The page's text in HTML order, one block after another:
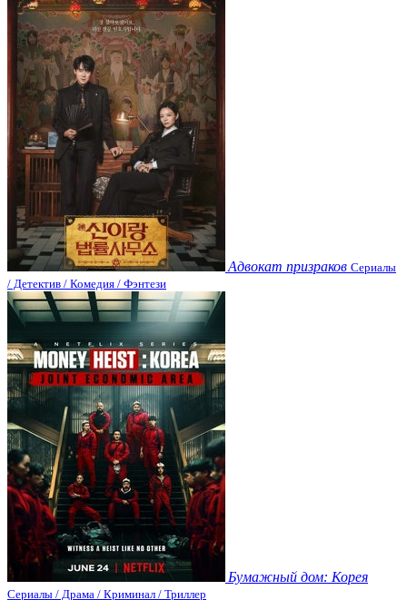
Адвокат призраков Сериалы
/ Детектив / Комедия / Фэнтези
Бумажный дом: Корея
Сериалы / Драма / Криминал / Триллер